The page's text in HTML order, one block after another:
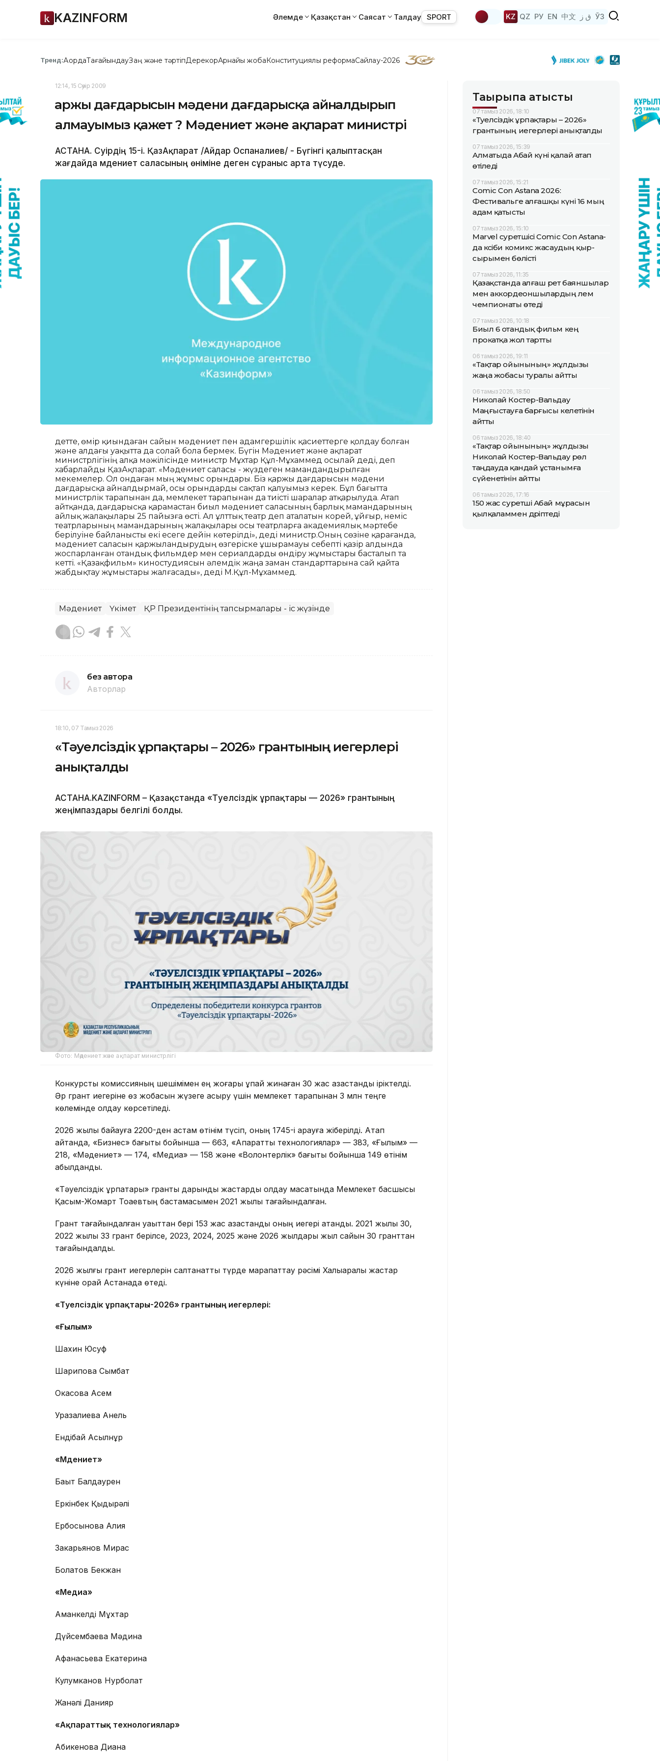
KAZINFORM Әлемде Қазақстан Саясат Талдау SPORT KZ QZ РУ EN 中文 ق ز ЎЗ
Тренд:АқордаТағайындауЗаң және тәртіпДерекқорАрнайы жобаКонституциялық реформаСайлау-2026
12:14, 15 Сәуір 2009
Қаржы дағдарысын мәдени дағдарысқа айналдырып
алмауымыз қажет ? Мәдениет және ақпарат министрі
АСТАНА. Сәуірдің 15-і. ҚазАқпарат /Айдар Оспаналиев/ - Бүгінгі қалыптасқан
жағдайда мәдениет саласының өніміне деген сұраныс арта түсуде.
Әдетте, өмір қиындаған сайын мәдениет пен адамгершілік қасиеттерге қолдау болған
және алдағы уақытта да солай бола бермек. Бүгін Мәдениет және ақпарат
министрлігінің алқа мәжілісінде министр Мұхтар Құл-Мұхаммед осылай деді, деп
хабарлайды ҚазАқпарат. «Мәдениет саласы - жүздеген мамандандырылған
мекемелер. Ол ондаған мың жұмыс орындары. Біз қаржы дағдарысын мәдени
дағдарысқа айналдырмай, осы орындарды сақтап қалуымыз керек. Бұл бағытта
министрлік тарапынан да, мемлекет тарапынан да тиісті шаралар атқарылуда. Атап
айтқанда, дағдарысқа қарамастан биыл мәдениет саласының барлық мамандарының
айлық жалақылары 25 пайызға өсті. Ал ұлттық театр деп аталатын корей, ұйғыр, неміс
театрларының мамандарының жалақылары осы театрларға академиялық мәртебе
берілуіне байланысты екі есеге дейін көтерілді», деді министр.Оның сөзіне қарағанда,
мәдениет саласын қаржыландырудың өзгеріске ұшырамауы себепті қазір алдында
жоспарланған отандық фильмдер мен сериалдарды өндіру жұмыстары басталып та
кетті. «Қазақфильм» киностудиясын әлемдік жаңа заман стандарттарына сай қайта
жабдықтау жұмыстары жалғасады», деді М.Құл-Мұхаммед.
Мәдениет Үкімет ҚР Президентінің тапсырмалары - іс жүзінде
без автора
Авторлар
18:10, 07 Тамыз 2026
«Тәуелсіздік ұрпақтары – 2026» грантының иегерлері
анықталды
АСТАНА.KAZINFORM – Қазақстанда «Тәуелсіздік ұрпақтары — 2026» грантының
жеңімпаздары белгілі болды.
Фото: Мәдениет және ақпарат министрлігі
Конкурстық комиссияның шешімімен ең жоғары ұпай жинаған 30 жас қазақстандық іріктелді.
Әр грант иегеріне өз жобасын жүзеге асыру үшін мемлекет тарапынан 3 млн теңге
көлемінде қолдау көрсетіледі.
2026 жылы байқауға 2200-ден астам өтінім түсіп, оның 1745-і қарауға жіберілді. Атап
айтқанда, «Бизнес» бағыты бойынша — 663, «Ақпараттық технологиялар» — 383, «Ғылым» —
218, «Мәдениет» — 174, «Медиа» — 158 және «Волонтерлік» бағыты бойынша 149 өтінім
қабылданды.
«Тәуелсіздік ұрпақтары» гранты дарынды жастарды қолдау мақсатында Мемлекет басшысы
Қасым-Жомарт Тоқаевтың бастамасымен 2021 жылы тағайындалған.
Грант тағайындалған уақыттан бері 153 жас қазақстандық оның иегері атанды. 2021 жылы 30,
2022 жылы 33 грант берілсе, 2023, 2024, 2025 және 2026 жылдары жыл сайын 30 гранттан
тағайындалды.
2026 жылғы грант иегерлерін салтанатты түрде марапаттау рәсімі Халықаралық жастар
күніне орай Астанада өтеді.
«Тәуелсіздік ұрпақтары-2026» грантының иегерлері:
«Ғылым»
Шахин Юсуф
Шарипова Сымбат
Окасова Асем
Уразалиева Анель
Ендібай Асылнұр
«Мәдениет»
Бақыт Балдаурен
Еркінбек Қыдырәлі
Ербосынова Алия
Закарьянов Мирас
Болатов Бекжан
«Медиа»
Аманкелді Мұхтар
Дүйсембаева Мәдина
Афанасьева Екатерина
Кулумканов Нурболат
Жанәлі Данияр
«Ақпараттық технологиялар»
Абикенова Диана
Тақырыпқа қатысты
07 тамыз 2026, 18:10
«Тәуелсіздік ұрпақтары – 2026»
грантының иегерлері анықталды
07 тамыз 2026, 15:39
Алматыда Абай күні қалай атап
өтіледі
07 тамыз 2026, 15:21
Comic Con Astana 2026:
Фестивальге алғашқы күні 16 мың
адам қатысты
07 тамыз 2026, 15:10
Marvel суретшісі Comic Con Astana-
да кәсіби комикс жасаудың қыр-
сырымен бөлісті
07 тамыз 2026, 11:35
Қазақстанда алғаш рет баяншылар
мен аккордеоншылардың әлем
чемпионаты өтеді
07 тамыз 2026, 10:18
Биыл 6 отандық фильм кең
прокатқа жол тартты
06 тамыз 2026, 19:11
«Тақтар ойынының» жұлдызы
жаңа жобасы туралы айтты
06 тамыз 2026, 18:50
Николай Костер-Вальдау
Маңғыстауға барғысы келетінін
айтты
06 тамыз 2026, 18:40
«Тақтар ойынының» жұлдызы
Николай Костер-Вальдау рөл
таңдауда қандай ұстанымға
сүйенетінін айтты
06 тамыз 2026, 17:16
150 жас суретші Абай мұрасын
қылқаламмен дәріптеді